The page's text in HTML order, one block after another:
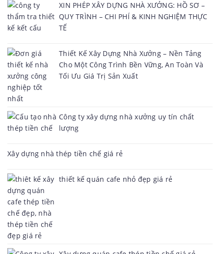
XIN PHÉP XÂY DỰNG NHÀ XƯỞNG: HỒ SƠ –
QUY TRÌNH – CHI PHÍ & KINH NGHIỆM THỰC
TẾ
Thiết Kế Xây Dựng Nhà Xưởng – Nền Tảng
Cho Một Công Trình Bền Vững, An Toàn Và
Tối Ưu Giá Trị Sản Xuất
Công ty xây dựng nhà xưởng uy tín chất
lượng
Xây dựng nhà thép tiền chế giá rẻ
thiết kế quán cafe nhỏ đẹp giá rẻ